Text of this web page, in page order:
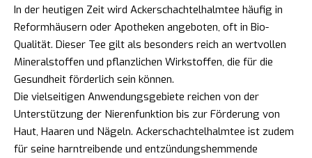
In der heutigen Zeit wird Ackerschachtelhalmtee häufig in
Reformhäusern oder Apotheken angeboten, oft in Bio-
Qualität. Dieser Tee gilt als besonders reich an wertvollen
Mineralstoffen und pflanzlichen Wirkstoffen, die für die
Gesundheit förderlich sein können.
Die vielseitigen Anwendungsgebiete reichen von der
Unterstützung der Nierenfunktion bis zur Förderung von
Haut, Haaren und Nägeln. Ackerschachtelhalmtee ist zudem
für seine harntreibende und entzündungshemmende